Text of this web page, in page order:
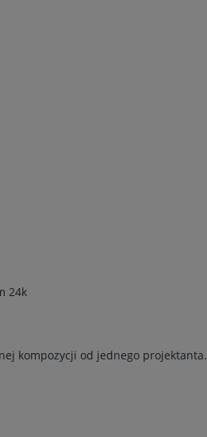
24k
kompozycji od jednego projektanta.